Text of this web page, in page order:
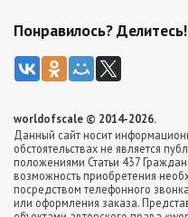
Понравилось? Делитесь!
worldofscale © 2014-2026.
Данный сайт носит
обстоятельствах не является
положениями Статьи 437
возможность приобретения
посредством телефонного
или оформления заказа.